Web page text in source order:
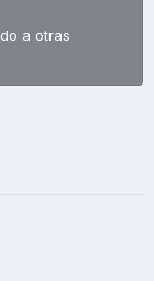
a otras